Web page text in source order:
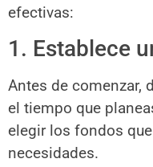
efectivas:
1. Establece
Antes de comenzar,
el tiempo que
elegir los fondos
necesidades.